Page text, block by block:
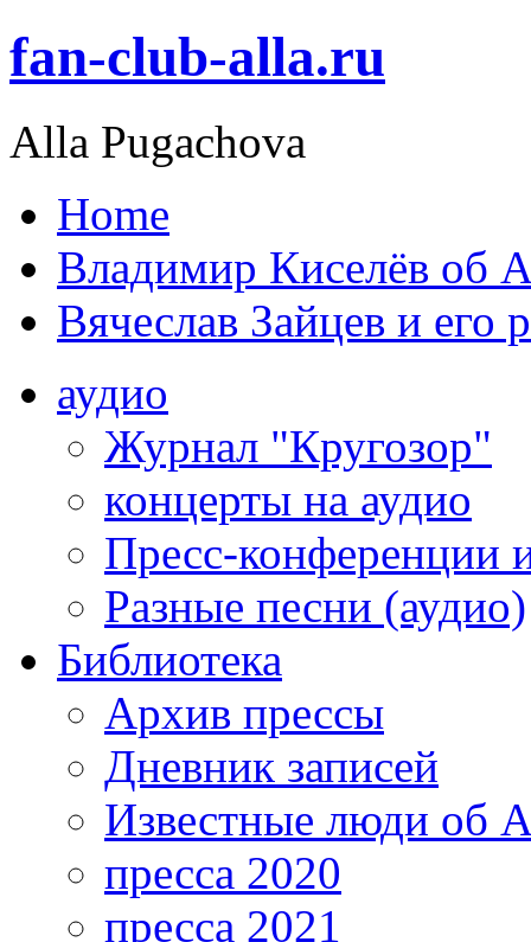
fan-club-alla.ru
Alla Pugachova
Home
Владимир Киселёв об
Вячеслав Зайцев и его
аудио
Журнал "Кругозор"
концерты на аудио
Пресс-конференции
Разные песни (аудио)
Библиотека
Архив прессы
Дневник записей
Известные люди об
пресса 2020
пресса 2021